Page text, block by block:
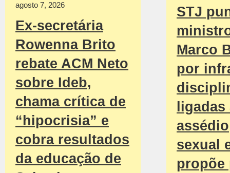
agosto 7, 2026
Ex-secretária
Rowenna Brito
rebate ACM Neto
sobre Ideb,
chama crítica de
“hipocrisia” e
cobra resultados
da educação de
STJ
Marco
por
ligadas
assédio
sexual
propõe